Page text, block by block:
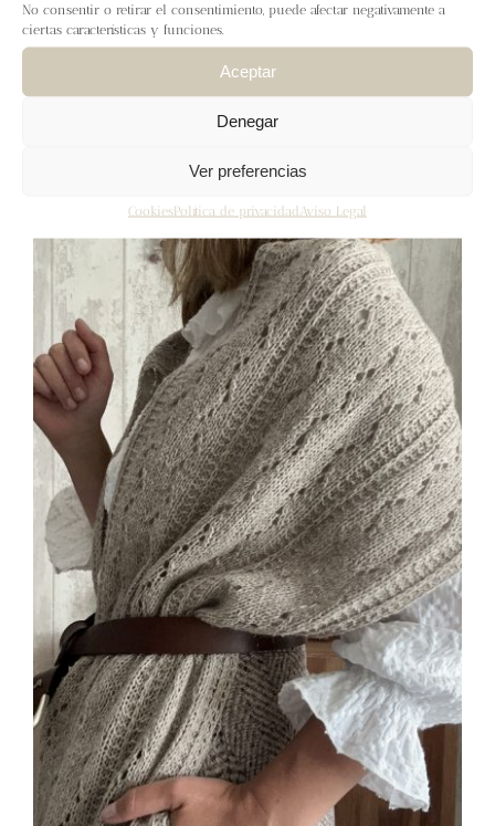
No consentir o retirar el consentimiento, puede afectar negativamente a
ciertas características y funciones.
Aceptar
Denegar
Ver preferencias
CookiesPolítica de privacidad Aviso Legal
Estola Poniente
Añadir al carrito Detalles